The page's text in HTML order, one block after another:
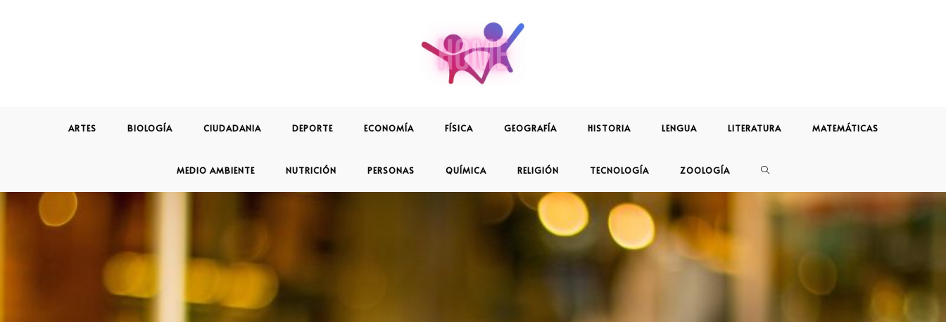
ARTES BIOLOGÍA CIUDADANIA DEPORTE ECONOMÍA FÍSICA GEOGRAFÍA HISTORIA LENGUA LITERATURA MATEMÁTICAS
MEDIO AMBIENTE NUTRICIÓN PERSONAS QUÍMICA RELIGIÓN TECNOLOGÍA ZOOLOGÍA